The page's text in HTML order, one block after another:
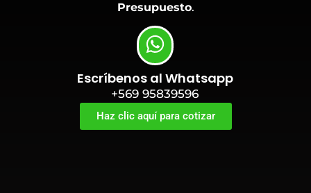
Presupuesto.
Escríbenos al Whatsapp
+569 95839596
Haz clic aquí para cotizar